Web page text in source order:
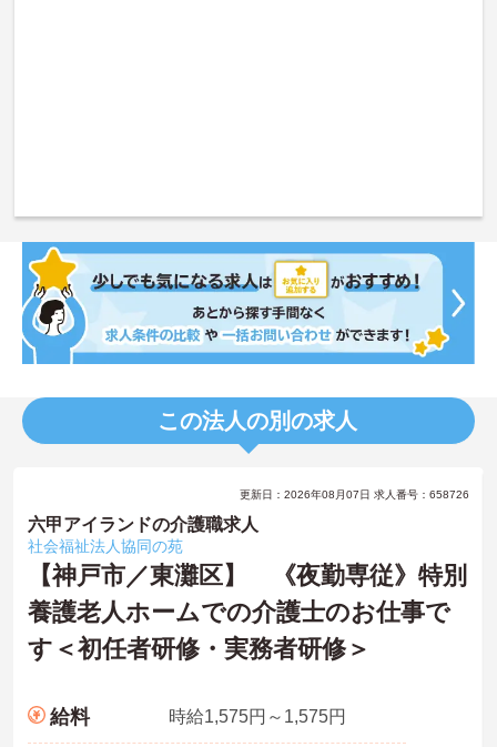
この法人の別の求人
更新日：2026年08月07日 求人番号：658726
六甲アイランドの介護職求人
社会福祉法人協同の苑
【神戸市／東灘区】 《夜勤専従》特別
養護老人ホームでの介護士のお仕事で
す＜初任者研修・実務者研修＞
給料 時給1,575円～1,575円